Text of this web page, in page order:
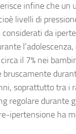
infine che un
livelli di
da
l'adolescenza,
il 7% nei
soprattutto tra i
regolare durante
ipertensione ha